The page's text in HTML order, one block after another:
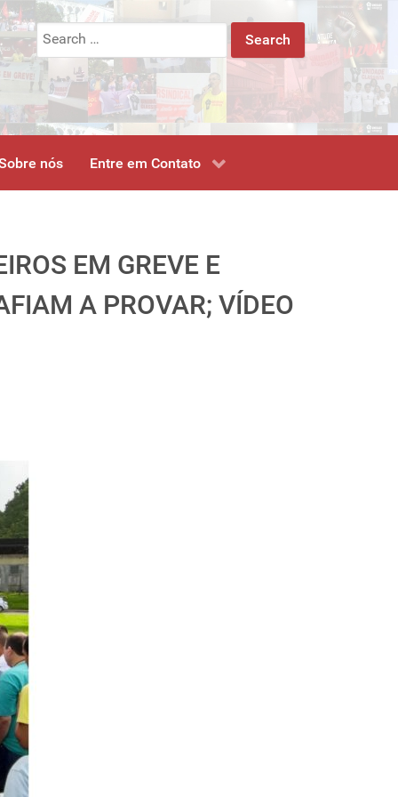
Search
for:
nós Entre em Contato
EM GREVE E
A PROVAR; VÍDEO